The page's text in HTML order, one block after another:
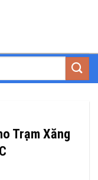
Trạm Xăng